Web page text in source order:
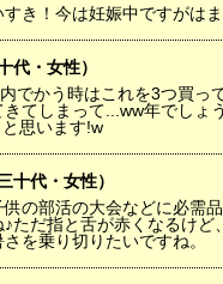
き！今は妊娠中ですがは
代・女性）
でかう時はこれを3つ買っ
てしまって...ww年でしょ
思います!w
十代・女性）
の部活の大会などに必需
ただ指と舌が赤くなるけど
を乗り切りたいですね。